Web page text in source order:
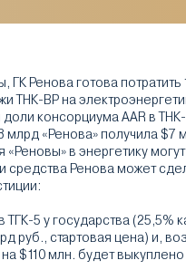
ГК Ренова готова потратить
ТНК-ВР на
консорциума AAR в
млрд «Ренова» получила $7
в энергетику могут
средства Ренова может
ТГК-5 у государства (25,5%
руб., стартовая цена) и,
на $110 млн. будет